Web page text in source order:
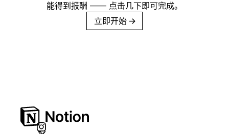
能得到报酬 —— 点击几下即可完成。
立即开始 →